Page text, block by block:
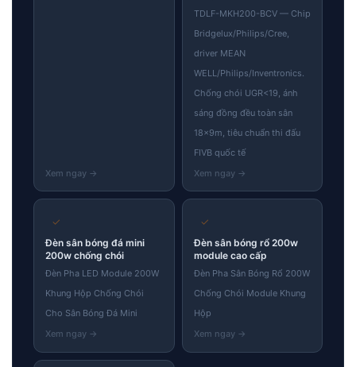
TDLF-MKH200-BCV — Chip
Bridgelux/Philips/Cree,
driver MEAN
WELL/Philips/Inventronics.
Chống chói UGR<19, ánh
sáng đồng đều toàn sân
18×9m, tiêu chuẩn thi đấu
FIVB quốc tế
✓
Đèn sân bóng đá mini
200w chống chói
Đèn Pha LED Module 200W
Khung Hộp Chống Chói
Cho Sân Bóng Đá Mini
✓
Đèn sân bóng rổ 200w
module cao cấp
Đèn Pha Sân Bóng Rổ 200W
Chống Chói Module Khung
Hộp